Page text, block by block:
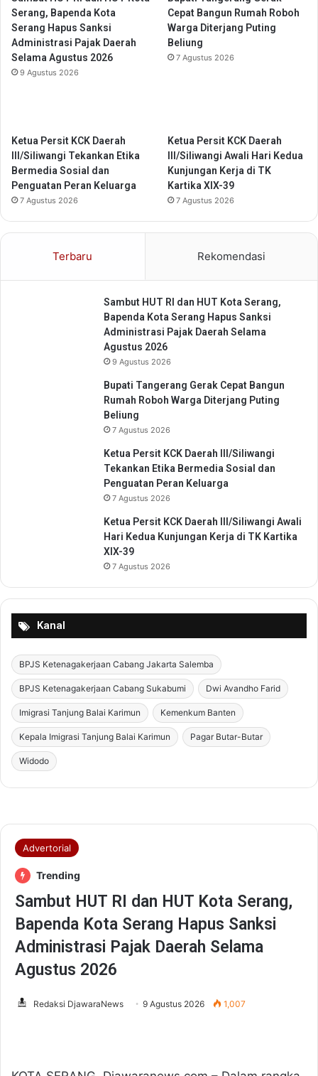
S
e
k
t
o
a
u
h
a
n
S
D
M
Serang, Bapenda Kota
Serang Hapus Sanksi
Administrasi Pajak Daerah
Selama Agustus 2026
9 Agustus 2026
Cepat Bangun Rumah Roboh
Warga Diterjang Puting
Beliung
7 Agustus 2026
Ketua Persit KCK Daerah
III/Siliwangi Tekankan Etika
Bermedia Sosial dan
Penguatan Peran Keluarga
7 Agustus 2026
Ketua Persit KCK Daerah
III/Siliwangi Awali Hari Kedua
Kunjungan Kerja di TK
Kartika XIX-39
7 Agustus 2026
Terbaru Rekomendasi
Sambut HUT RI dan HUT Kota Serang,
Bapenda Kota Serang Hapus Sanksi
Administrasi Pajak Daerah Selama
Agustus 2026
9 Agustus 2026
Bupati Tangerang Gerak Cepat Bangun
Rumah Roboh Warga Diterjang Puting
Beliung
7 Agustus 2026
Ketua Persit KCK Daerah III/Siliwangi
Tekankan Etika Bermedia Sosial dan
Penguatan Peran Keluarga
7 Agustus 2026
Ketua Persit KCK Daerah III/Siliwangi Awali
Hari Kedua Kunjungan Kerja di TK Kartika
XIX-39
7 Agustus 2026
Kanal
BPJS Ketenagakerjaan Cabang Jakarta Salemba
BPJS Ketenagakerjaan Cabang Sukabumi Dwi Avandho Farid
Imigrasi Tanjung Balai Karimun Kemenkum Banten
Kepala Imigrasi Tanjung Balai Karimun Pagar Butar-Butar
Widodo